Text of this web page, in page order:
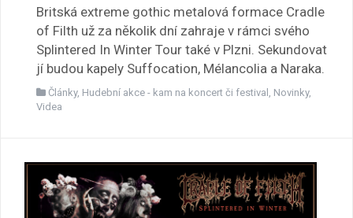
Britská extreme gothic metalová formace Cradle
of Filth už za několik dní zahraje v rámci svého
Splintered In Winter Tour také v Plzni. Sekundovat
jí budou kapely Suffocation, Mélancolia a Naraka.
Články, Hudební akce - kam na koncert či festival , Novinky,
Videa